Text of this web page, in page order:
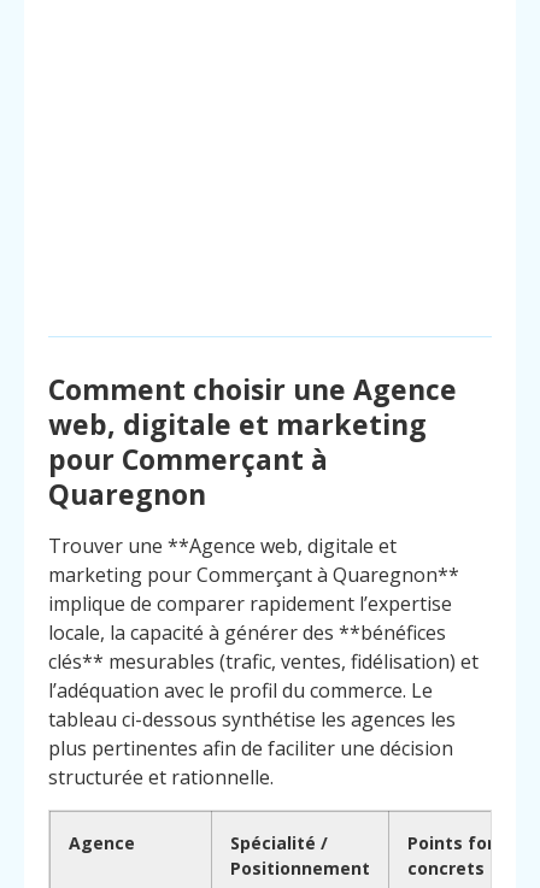
Comment choisir une Agence
web, digitale et marketing
pour Commerçant à
Quaregnon
Trouver une **Agence web, digitale et
marketing pour Commerçant à Quaregnon**
implique de comparer rapidement l’expertise
locale, la capacité à générer des **bénéfices
clés** mesurables (trafic, ventes, fidélisation) et
l’adéquation avec le profil du commerce. Le
tableau ci-dessous synthétise les agences les
plus pertinentes afin de faciliter une décision
structurée et rationnelle.
Agence
Spécialité /
Positionnement
Points forts
concrets